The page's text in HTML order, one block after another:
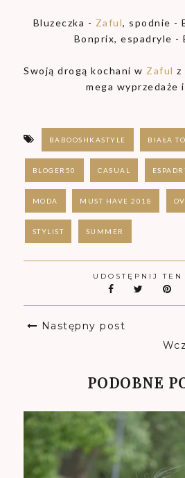
Bluzeczka - Zaful, spodnie -
Bonprix, espadryle -
Swoją drogą kochani wZafulz
mega wyprzedaże
BABOOSHKASTYLE BIAŁA
BLOGER50 CASUAL
MODA MUST HAVE 2018
STYLIST SUMMER
UDOSTĘPNIJ
Następny post
PODOBNE